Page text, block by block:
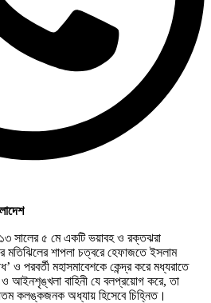
সালের ৫ মে একটি ভয়াবহ ও রক্তঝরা
মতিঝিলের শাপলা চত্বরে হেফাজতে ইসলাম
ও পরবর্তী মহাসমাবেশকে কেন্দ্র করে মধ্যরাতে
আইনশৃঙ্খলা বাহিনী যে বলপ্রয়োগ করে, তা
কলঙ্কজনক অধ্যায় হিসেবে চিহ্নিত।